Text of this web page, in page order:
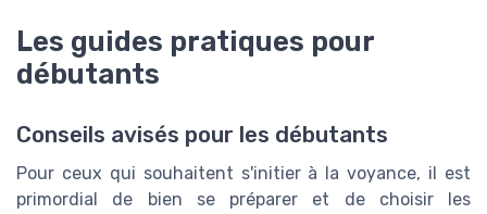
Les guides pratiques pour
débutants
Conseils avisés pour les débutants
Pour ceux qui souhaitent s'initier à la voyance, il est
primordial de bien se préparer et de choisir les